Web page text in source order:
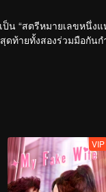
น “สตรีหมายเลขหนึ่ง
ดท้ายทั้งสองร่วมมือกัน
VIP